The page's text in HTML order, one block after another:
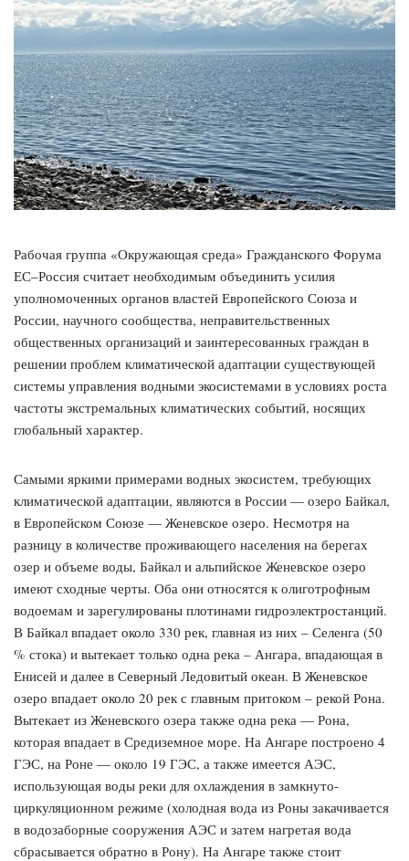
Рабочая группа «Окружающая среда» Гражданского Форума
ЕС–Россия считает необходимым объединить усилия
уполномоченных органов властей Европейского Союза и
России, научного сообщества, неправительственных
общественных организаций и заинтересованных граждан в
решении проблем климатической адаптации существующей
системы управления водными экосистемами в условиях роста
частоты экстремальных климатических событий, носящих
глобальный характер.
Самыми яркими примерами водных экосистем, требующих
климатической адаптации, являются в России — озеро Байкал,
в Европейском Союзе — Женевское озеро. Несмотря на
разницу в количестве проживающего населения на берегах
озер и объеме воды, Байкал и альпийское Женевское озеро
имеют сходные черты. Оба они относятся к олиготрофным
водоемам и зарегулированы плотинами гидроэлектростанций.
В Байкал впадает около 330 рек, главная из них – Селенга (50
% стока) и вытекает только одна река – Ангара, впадающая в
Енисей и далее в Северный Ледовитый океан. В Женевское
озеро впадает около 20 рек с главным притоком – рекой Рона.
Вытекает из Женевского озера также одна река — Рона,
которая впадает в Средиземное море. На Ангаре построено 4
ГЭС, на Роне — около 19 ГЭС, а также имеется АЭС,
использующая воды реки для охлаждения в замкнуто-
циркуляционном режиме (холодная вода из Роны закачивается
в водозаборные сооружения АЭС и затем нагретая вода
сбрасывается обратно в Рону). На Ангаре также стоит